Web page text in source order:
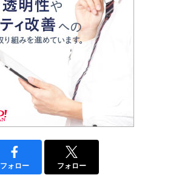
フォロー フォロー